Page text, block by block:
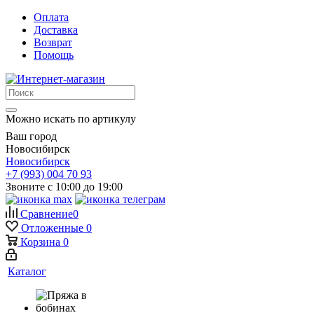
Оплата
Доставка
Возврат
Помощь
Можно искать по артикулу
Ваш город
Новосибирск
Новосибирск
+7 (993) 004 70 93
Звоните с 10:00 до 19:00
Сравнение0
Отложенные 0
Корзина 0
Каталог